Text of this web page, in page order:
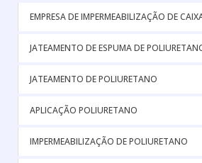
EMPRESA DE IMPERMEABILIZAÇÃO DE
JATEAMENTO DE ESPUMA DE
JATEAMENTO DE POLIURETANO
APLICAÇÃO POLIURETANO
IMPERMEABILIZAÇÃO DE POLIURETANO